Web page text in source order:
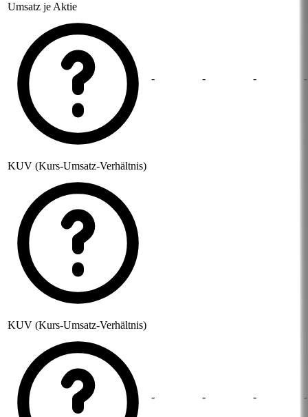
Umsatz je Aktie
- - - -
KUV (Kurs-Umsatz-Verhältnis)
KUV (Kurs-Umsatz-Verhältnis)
- - - -